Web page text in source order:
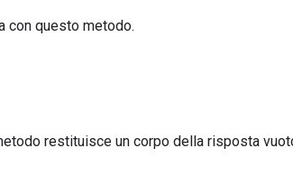
con questo metodo.
restituisce un corpo della risposta